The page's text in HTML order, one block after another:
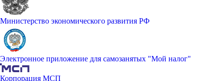
Министерство экономического развития РФ
Электронное приложение для самозанятых "Мой налог"
Корпорация МСП